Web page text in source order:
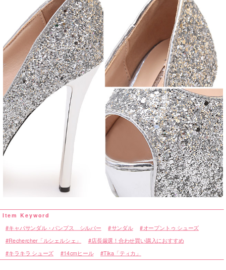
キャバサンダル・パンプス シルバー サンダル オープントゥ シューズ
Rechercher「ルシェルシェ」 店長厳選！合わせ買い購入におすすめ
キラキラ シューズ 14cmヒール Tika「ティカ」